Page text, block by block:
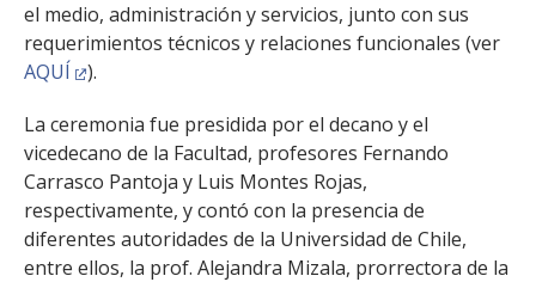
el medio, administración y servicios, junto con sus
requerimientos técnicos y relaciones funcionales (ver
AQUÍ
).
La ceremonia fue presidida por el decano y el
vicedecano de la Facultad, profesores Fernando
Carrasco Pantoja y Luis Montes Rojas,
respectivamente, y contó con la presencia de
diferentes autoridades de la Universidad de Chile,
entre ellos, la prof. Alejandra Mizala, prorrectora de la